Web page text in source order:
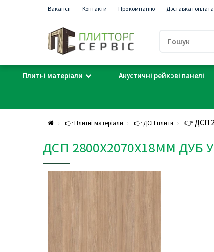
Вакансії Контакти Про компанію Доставка і оплата
Плитні матеріали Акустичні рейкові панелі
👉 Плитні матеріали 👉 ДСП плити 👉 ДСП
ДСП 2800Х2070Х18ММ ДУБ